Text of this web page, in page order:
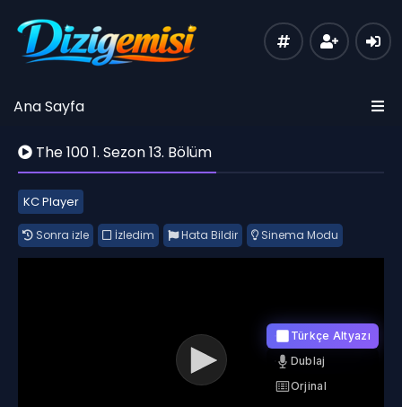
Ana Sayfa
The 100 1. Sezon 13. Bölüm
KC Player
Sonra izle İzledim Hata Bildir Sinema Modu